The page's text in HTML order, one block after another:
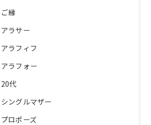
ご縁
アラサー
アラフィフ
アラフォー
20代
シングルマザー
プロポーズ